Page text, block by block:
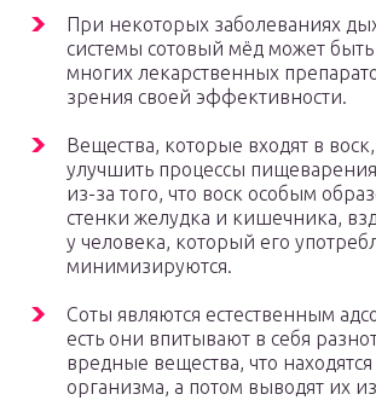
При некоторых заболеваниях
системы сотовый мёд может
многих лекарственных
зрения своей эффективности.
Вещества, которые входят в
улучшить процессы
из-за того, что воск особым
стенки желудка и кишечника,
у человека, который его
минимизируются.
Соты являются естественным
есть они впитывают в себя
вредные вещества, что
организма, а потом выводят их